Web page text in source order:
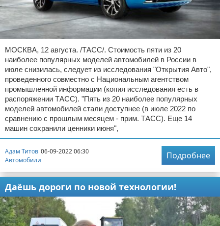
МОСКВА, 12 августа. /ТАСС/. Стоимость пяти из 20
наиболее популярных моделей автомобилей в России в
июле снизилась, следует из исследования "Открытия Авто",
проведенного совместно с Национальным агентством
промышленной информации (копия исследования есть в
распоряжении ТАСС). "Пять из 20 наиболее популярных
моделей автомобилей стали доступнее (в июле 2022 по
сравнению с прошлым месяцем - прим. ТАСС). Еще 14
машин сохранили ценники июня",
Адам Титов 06-09-2022 06:30
Автомобили
Подробнее
Даёшь дороги по новой технологии!